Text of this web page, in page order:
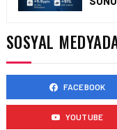
SOSYAL
FACEBOOK
YOUTUBE